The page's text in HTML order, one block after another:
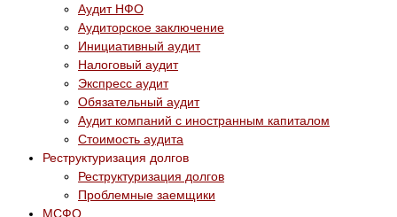
Аудит НФО
Аудиторское заключение
Инициативный аудит
Налоговый аудит
Экспресс аудит
Обязательный аудит
Аудит компаний с иностранным капиталом
Стоимость аудита
Реструктуризация долгов
Реструктуризация долгов
Проблемные заемщики
МСФО